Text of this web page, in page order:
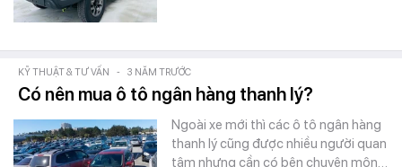
KỸ THUẬT & TƯ VẤN - 3 NĂM TRƯỚC
Có nên mua ô tô ngân hàng thanh lý?
Ngoài xe mới thì các ô tô ngân hàng
thanh lý cũng được nhiều người quan
tâm nhưng cần có bên chuyên môn…